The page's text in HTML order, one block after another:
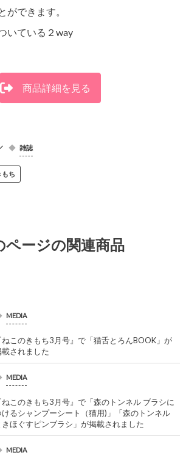
ができます。
いている２way
商品詳細を見る
雑誌
もち
ページの関連商品
MEDIA
ねこのきもち3月号』で「猫舌とろんBOOK」が
載されました
MEDIA
ねこのきもち3月号』で「森のトンネル ブラシに
けるシャンプーシート（猫用)」「森のトンネル
きほぐすピンブラシ」が掲載されました
MEDIA